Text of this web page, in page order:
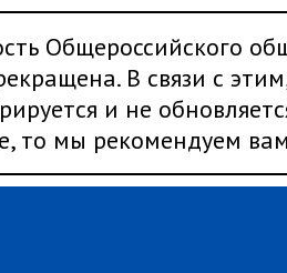
Общероссийского
В связи с
и не
то мы рекомендуем